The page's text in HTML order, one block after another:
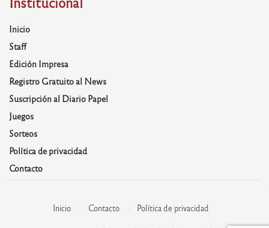
Inicio
Staff
Edición Impresa
Registro Gratuito al News
Suscripción al Diario Papel
Juegos
Sorteos
Política de privacidad
Contacto
Inicio Contacto Política de privacidad